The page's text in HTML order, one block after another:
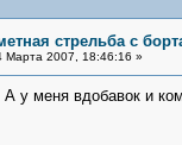
стрельба с
Марта 2007, 18:46:16 »
у меня вдобавок и